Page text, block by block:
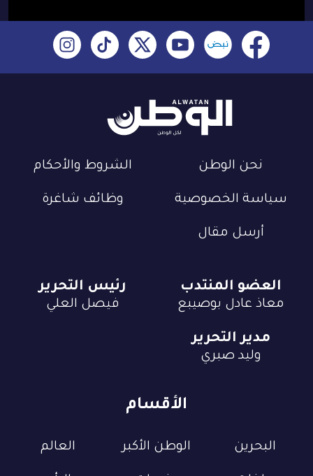
نحن الوطن الشروط والأحكام
سياسة الخصوصية وظائف شاغرة
أرسل مقال
الأقسام
البحرين الوطن الأكبر العالم
العضو المنتدب
معاذ عادل بوصيبع
رئيس التحرير
فيصل العلي
مدير التحرير
وليد صبري